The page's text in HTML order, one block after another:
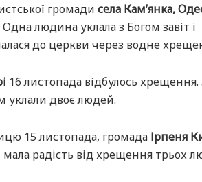
громади села Кам’янка,
Одна людина уклала з Богом завіт і
до церкви через водне
16 листопада відбулось хрещення.
уклали двоє людей.
15 листопада, громада Ірпеня
мала радість від хрещення трьох